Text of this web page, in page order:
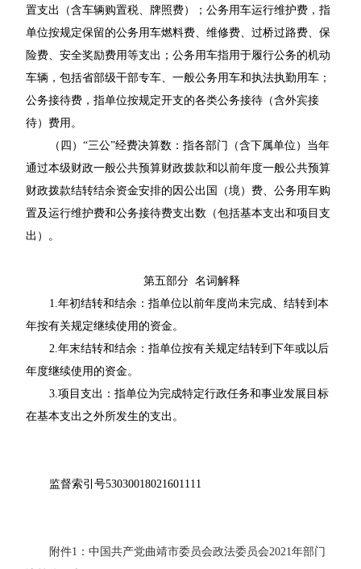
置支出（含车辆购置税、牌照费）；公务用车运行维护费，指
单位按规定保留的公务用车燃料费、维修费、过桥过路费、保
险费、安全奖励费用等支出；公务用车指用于履行公务的机动
车辆，包括省部级干部专车、一般公务用车和执法执勤用车；
公务接待费，指单位按规定开支的各类公务接待（含外宾接
待）费用。
（四）“三公”经费决算数：指各部门（含下属单位）当年
通过本级财政一般公共预算财政拨款和以前年度一般公共预算
财政拨款结转结余资金安排的因公出国（境）费、公务用车购
置及运行维护费和公务接待费支出数（包括基本支出和项目支
出）。
第五部分 名词解释
1.年初结转和结余：指单位以前年度尚未完成、结转到本
年按有关规定继续使用的资金。
2.年末结转和结余：指单位按有关规定结转到下年或以后
年度继续使用的资金。
3.项目支出：指单位为完成特定行政任务和事业发展目标
在基本支出之外所发生的支出。
监督索引号53030018021601111
附件1：中国共产党曲靖市委员会政法委员会2021年部门